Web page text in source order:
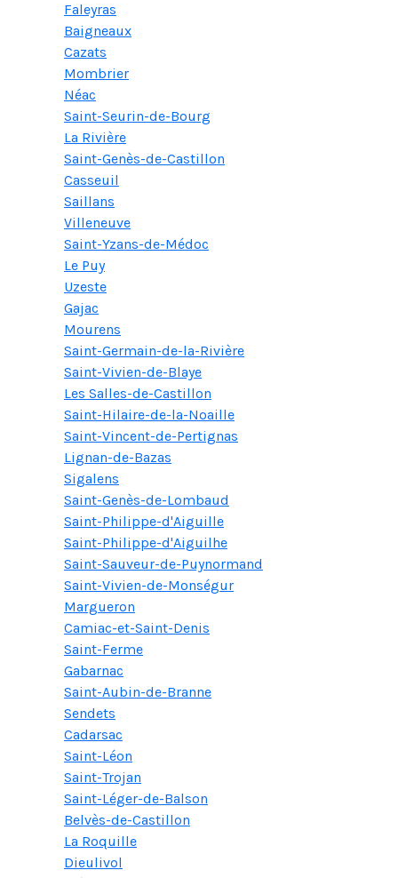
Faleyras
Baigneaux
Cazats
Mombrier
Néac
Saint-Seurin-de-Bourg
La Rivière
Saint-Genès-de-Castillon
Casseuil
Saillans
Villeneuve
Saint-Yzans-de-Médoc
Le Puy
Uzeste
Gajac
Mourens
Saint-Germain-de-la-Rivière
Saint-Vivien-de-Blaye
Les Salles-de-Castillon
Saint-Hilaire-de-la-Noaille
Saint-Vincent-de-Pertignas
Lignan-de-Bazas
Sigalens
Saint-Genès-de-Lombaud
Saint-Philippe-d'Aiguille
Saint-Philippe-d'Aiguilhe
Saint-Sauveur-de-Puynormand
Saint-Vivien-de-Monségur
Margueron
Camiac-et-Saint-Denis
Saint-Ferme
Gabarnac
Saint-Aubin-de-Branne
Sendets
Cadarsac
Saint-Léon
Saint-Trojan
Saint-Léger-de-Balson
Belvès-de-Castillon
La Roquille
Dieulivol